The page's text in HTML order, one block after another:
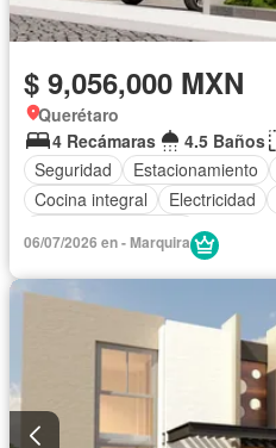
$ 9,056,000 MXN
Querétaro
4 Recámaras
4.5 Baños
Seguridad
Estacionamiento
Cocina integral
Electricidad
06/07/2026 en - Marquira